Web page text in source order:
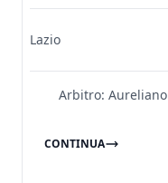
Lazio
Arbitro: Aureliano
CONTINUA